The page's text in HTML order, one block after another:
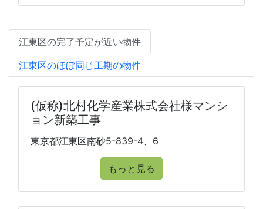
江東区の完了予定が近い物件
江東区のほぼ同じ工期の物件
(仮称)北村化学産業株式会社様マンシ
ョン新築工事
東京都江東区南砂5-839-4、6
もっと見る